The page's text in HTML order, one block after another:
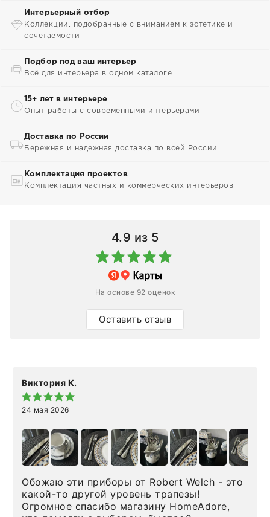
Интерьерный отбор
Коллекции, подобранные с вниманием к эстетике и
сочетаемости
Подбор под ваш интерьер
Всё для интерьера в одном каталоге
15+ лет в интерьере
Опыт работы с современными интерьерами
Доставка по России
Бережная и надежная доставка по всей России
Комплектация проектов
Комплектация частных и коммерческих интерьеров
4.9 из 5
На основе 92 оценок
Оставить отзыв
Виктория К.
24 мая 2026
Обожаю эти приборы от Robert Welch - это
какой-то другой уровень трапезы!
Огромное спасибо магазину HomeAdore,